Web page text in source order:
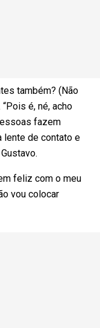
também? (Não
é, né, acho
fazem
lente de contato e
feliz com o meu
vou colocar